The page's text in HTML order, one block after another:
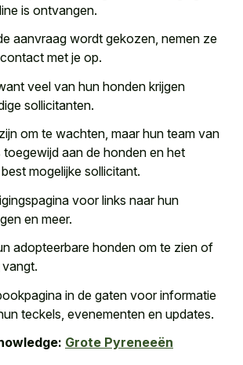
is ontvangen.
aanvraag wordt gekozen, nemen ze
met je op.
veel van hun honden krijgen
sollicitanten.
om te wachten, maar hun team van
toegewijd aan de honden en het
mogelijke sollicitant.
voor links naar hun
en meer.
adopteerbare honden om te zien of
in de gaten voor informatie
teckels, evenementen en updates.
Grote Pyreneeën